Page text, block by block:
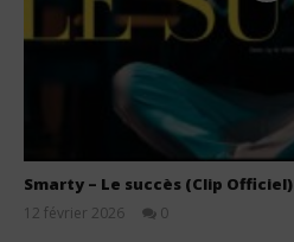
Smarty – Le succès (Clip Officiel)
12 février 2026
0